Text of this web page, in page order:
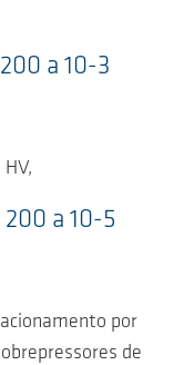
a 10-3
a 10-5
por
de